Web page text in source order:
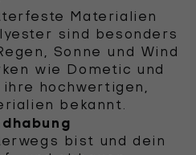
Materialien
sind besonders
Sonne und Wind
wie Dometic und
hochwertigen,
bekannt.
bist und dein